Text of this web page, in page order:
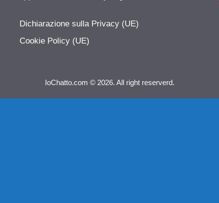
Dichiarazione sulla Privacy (UE)
Cookie Policy (UE)
IoChatto.com © 2026. All right reserverd.